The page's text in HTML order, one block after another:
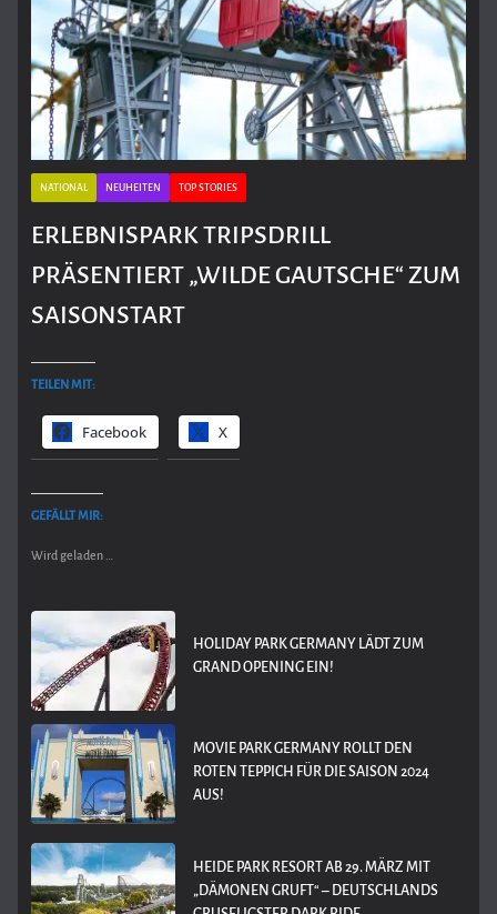
NATIONAL NEUHEITEN TOP STORIES
ERLEBNISPARK TRIPSDRILL
PRÄSENTIERT „WILDE GAUTSCHE“ ZUM
SAISONSTART
TEILEN MIT:
Facebook X
GEFÄLLT MIR:
Wird geladen …
HOLIDAY PARK GERMANY LÄDT ZUM
GRAND OPENING EIN!
MOVIE PARK GERMANY ROLLT DEN
ROTEN TEPPICH FÜR DIE SAISON 2024
AUS!
HEIDE PARK RESORT AB 29. MÄRZ MIT
„DÄMONEN GRUFT“ – DEUTSCHLANDS